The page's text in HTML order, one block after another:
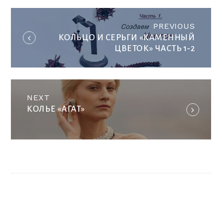
ЗАПИСЯМ
PREVIOUS
КОЛЬЦО И СЕРЬГИ «КАМЕННЫЙ
ЦВЕТОК» ЧАСТЬ 1-2
NEXT
Next
post:
КОЛЬЕ «АГАТ»